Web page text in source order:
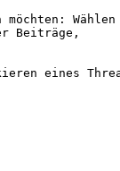
möchten:
Beiträge,